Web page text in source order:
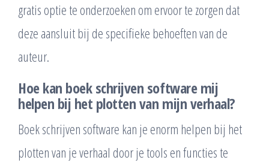
gratis optie te onderzoeken om ervoor te zorgen dat
deze aansluit bij de specifieke behoeften van de
auteur.
Hoe kan boek schrijven software mij
helpen bij het plotten van mijn verhaal?
Boek schrijven software kan je enorm helpen bij het
plotten van je verhaal door je tools en functies te